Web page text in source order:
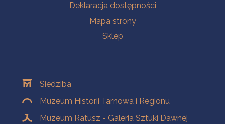
Deklaracja dostępności
Mapa strony
Sklep
Siedziba
Muzeum Historii Tarnowa i Regionu
Muzeum Ratusz - Galeria Sztuki Dawnej